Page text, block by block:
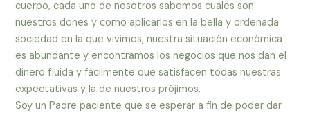
cuerpo, cada uno de nosotros sabemos cuales son
nuestros dones y como aplicarlos en la bella y ordenada
sociedad en la que vivimos, nuestra situación económica
es abundante y encontramos los negocios que nos dan el
dinero fluida y fácilmente que satisfacen todas nuestras
expectativas y la de nuestros prójimos.
Soy un Padre paciente que se esperar a fin de poder dar